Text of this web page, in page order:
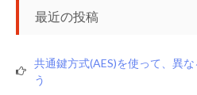
最近の投稿
共通鍵方式(AES)を使って、異
う